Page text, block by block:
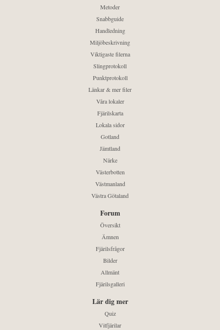
Metoder
Snabbguide
Handledning
Miljöbeskrivning
Viktigaste filerna
Slingprotokoll
Punktprotokoll
Länkar & mer filer
Våra lokaler
Fjärilskarta
Lokala sidor
Gotland
Jämtland
Närke
Västerbotten
Västmanland
Västra Götaland
Forum
Översikt
Ämnen
Fjärilsfrågor
Bilder
Allmänt
Fjärilsgalleri
Lär dig mer
Quiz
Vitfjärilar